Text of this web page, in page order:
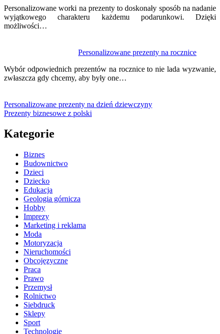
Personalizowane worki na prezenty to doskonały sposób na nadanie
wyjątkowego charakteru każdemu podarunkowi. Dzięki
możliwości…
Personalizowane prezenty na rocznice
Wybór odpowiednich prezentów na rocznice to nie lada wyzwanie,
zwłaszcza gdy chcemy, aby były one…
Personalizowane prezenty na dzień dziewczyny
Prezenty biznesowe z polski
Kategorie
Biznes
Budownictwo
Dzieci
Dziecko
Edukacja
Geologia górnicza
Hobby
Imprezy
Marketing i reklama
Moda
Motoryzacja
Nieruchomości
Obcojęzyczne
Praca
Prawo
Przemysł
Rolnictwo
Siebdruck
Sklepy
Sport
Technologie